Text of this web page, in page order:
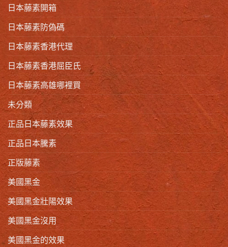
日本藤素開箱
日本藤素防偽碼
日本藤素香港代理
日本藤素香港屈臣氏
日本藤素高雄哪裡買
未分類
正品日本藤素效果
正品日本騰素
正版藤素
美國黑金
美國黑金壯陽效果
美國黑金沒用
美國黑金的效果